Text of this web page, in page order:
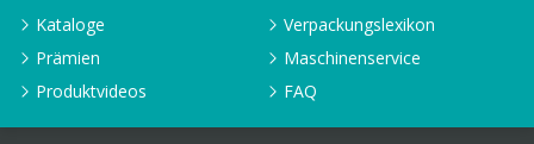
Kataloge
Verpackungslexikon
Prämien
Maschinenservice
Produktvideos
FAQ